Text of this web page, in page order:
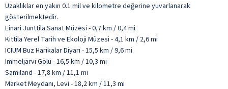
Uzaklıklar en yakın 0.1 mil ve kilometre değerine yuvarlanarak
gösterilmektedir.
Einari Junttila Sanat Müzesi - 0,7 km / 0,4 mi
Kittila Yerel Tarih ve Ekoloji Müzesi - 4,1 km / 2,6 mi
ICIUM Buz Harikalar Diyarı - 15,5 km / 9,6 mi
Immeljärvi Gölü - 16,5 km / 10,3 mi
Samiland - 17,8 km / 11,1 mi
Market Meydanı, Levi - 18,2 km / 11,3 mi